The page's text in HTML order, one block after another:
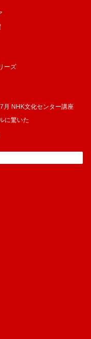
ーズ
月 NHK文化センター講座
に驚いた